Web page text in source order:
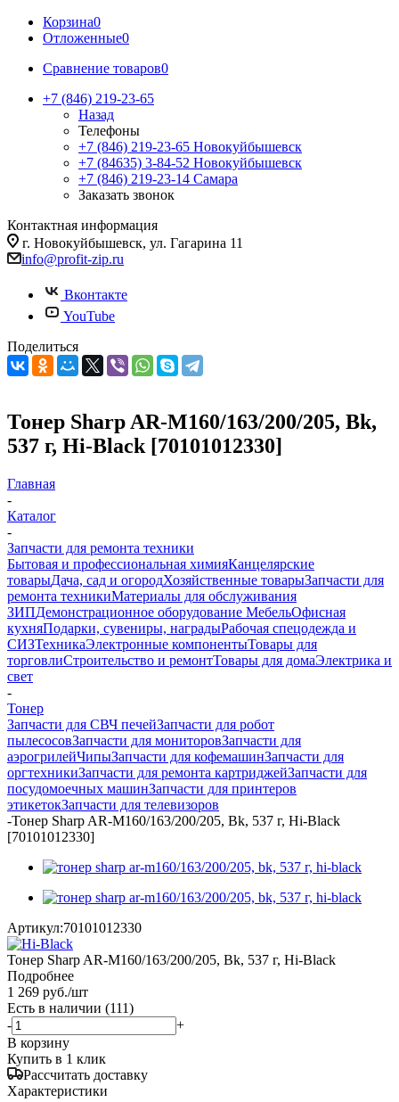
Корзина0
Отложенные0
Сравнение товаров0
+7 (846) 219-23-65
Назад
Телефоны
+7 (846) 219-23-65 Новокуйбышевск
+7 (84635) 3-84-52 Новокуйбышевск
+7 (846) 219-23-14 Самара
Заказать звонок
Контактная информация
г. Новокуйбышевск, ул. Гагарина 11
info@profit-zip.ru
Вконтакте
YouTube
Поделиться
Тонер Sharp AR-M160/163/200/205, Bk,
537 г, Hi-Black [70101012330]
Главная
-
Каталог
-
Запчасти для ремонта техники
Бытовая и профессиональная химияКанцелярские
товарыДача, сад и огородХозяйственные товарыЗапчасти для
ремонта техникиМатериалы для обслуживания
ЗИПДемонстрационное оборудование МебельОфисная
кухняПодарки, сувениры, наградыРабочая спецодежда и
СИЗТехникаЭлектронные компонентыТовары для
торговлиСтроительство и ремонтТовары для домаЭлектрика и
свет
-
Тонер
Запчасти для СВЧ печейЗапчасти для робот
пылесосовЗапчасти для мониторовЗапчасти для
аэрогрилейЧипыЗапчасти для кофемашинЗапчасти для
оргтехникиЗапчасти для ремонта картриджейЗапчасти для
посудомоечных машинЗапчасти для принтеров
этикетокЗапчасти для телевизоров
-Тонер Sharp AR-M160/163/200/205, Bk, 537 г, Hi-Black
[70101012330]
Артикул:70101012330
Тонер Sharp AR-M160/163/200/205, Bk, 537 г, Hi-Black
Подробнее
1 269 руб./шт
Есть в наличии (111)
-
+
В корзину
Купить в 1 клик
Рассчитать доставку
Характеристики